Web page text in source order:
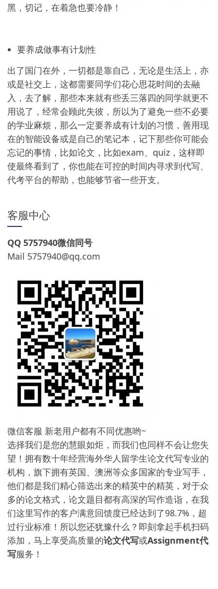
黑，切记，在着急也要冷静！
要养成做事有计划性
出了国门在外，一切都是靠自己，无论是生活上，亦
或是社交上，这都需要同学们花心思花时间的去融
入，去了解，那些本来就有些丢三落四的同学就更不
用说了，经常会顾此失彼，所以为了避免一些不必要
的学业麻烦，那么一定要养成有计划的习惯，善用现
在的智能设备或是自己的笔记本，记下那些你可能会
忘记的事情，比如论文，比如exam、quiz，这样即
使最终看到了，你也能在可控的时间内寻求到代写、
代考平台的帮助，也能够节省一些开支。
客服中心
QQ 5757940微信同号
Mail 5757940@qq.com
微信客服 新老用户都有不同优惠哟~
选择我们是您的慧眼如炬，而我们也同样不会让您失
望！拥有数十年经营海外华人留学生论文代写专业的
机构，旗下拥有英国、澳洲等众多国家的专业写手，
他们都是我们精心筛选出来的精英中的精英，对于众
多的论文格式，论文题目都有高深的写作造诣，在我
们这里写作的客户满意回馈度已经达到了98.7%，超
过行业标准！所以您还犹豫什么？即刻拿起手机扫码
添加，马上享受高质量的论文代写或Assignment代
写服务！